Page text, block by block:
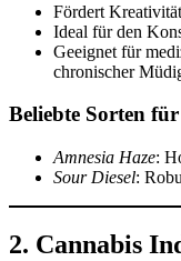
Fördert
Ideal für den
Geeignet für
chronischer
Beliebte Sorten
Amnesia Haze:
Sour Diesel:
2. Cannabis